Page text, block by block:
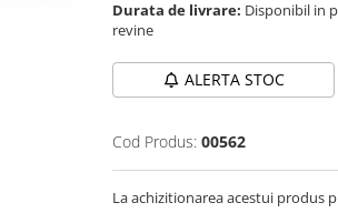
Durata de livrare: Disponibil in
revine
ALERTA STOC
Cod Produs: 00562
La achizitionarea acestui produs